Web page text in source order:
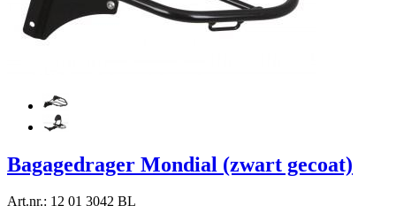
Bagagedrager Mondial (zwart gecoat)
Art.nr.: 12 01 3042 BL